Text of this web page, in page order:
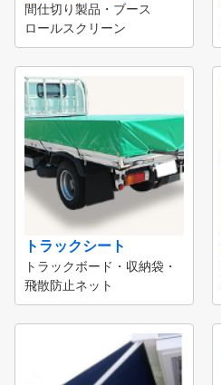
間仕切り製品・ブース
ロールスクリーン
トラックシート
トラックボード・収納袋・
飛散防止ネット